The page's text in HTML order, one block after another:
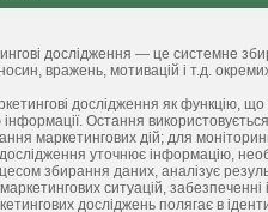
дослідження — це системне
вражень, мотивацій і т.д. окремих
дослідження як функцію,
Остання
маркетингових дій; для
уточнює інформацію,
збирання даних, аналізує
ситуацій,
досліджень полягає в